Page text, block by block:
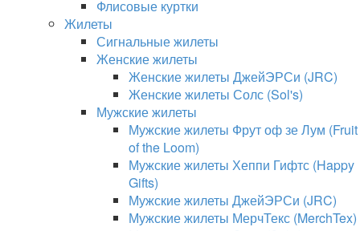
Флисовые куртки
Жилеты
Сигнальные жилеты
Женские жилеты
Женские жилеты ДжейЭРСи (JRC)
Женские жилеты Солс (Sol's)
Мужские жилеты
Мужские жилеты Фрут оф зе Лум (Fruit
of the Loom)
Мужские жилеты Хеппи Гифтс (Happy
Gifts)
Мужские жилеты ДжейЭРСи (JRC)
Мужские жилеты МерчТекс (MerchTex)